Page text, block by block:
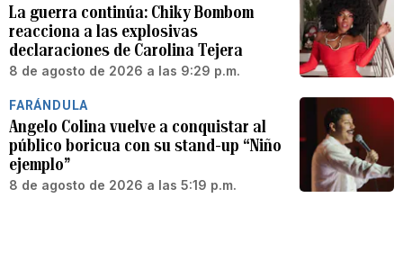
La guerra continúa: Chiky Bombom
reacciona a las explosivas
declaraciones de Carolina Tejera
8 de agosto de 2026 a las 9:29 p.m.
FARÁNDULA
Angelo Colina vuelve a conquistar al
público boricua con su stand-up “Niño
ejemplo”
8 de agosto de 2026 a las 5:19 p.m.